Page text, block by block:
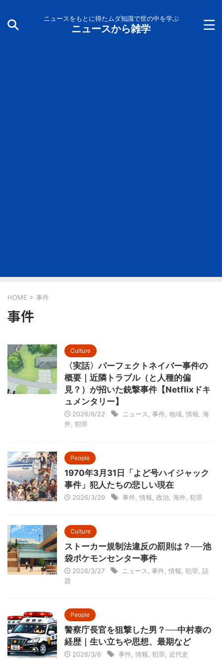
ニュースをもとに得たムダ知識で世の中を学ぶ
ニュースから雑学
HOME > 事件
事件
Culture
〈実話〉パーフェクトネイバー事件の
概要｜近隣トラブル（と人種的偏
見？）が招いた銃撃事件【Netflixドキ
ュメンタリー】
2026/6/22 ニュース 事件 地域 情報 海
外 犯罪
People
1970年3月31日「よど号ハイジャック
事件」犯人たちの悲しい現在
2026/3/29 事件 情報 政治 海外 犯罪
Culture
ストーカー規制法違反の罰則は？──池
袋ポケモンセンター事件
2026/3/27 ニュース 事件 情報 犯罪 話
題
People
警察庁長官を狙撃した男？──中村泰の
経歴｜生い立ちや思想、最期など
2026/3/6 事件 情報 犯罪 近代史